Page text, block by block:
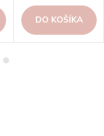
DO KOŠÍKA